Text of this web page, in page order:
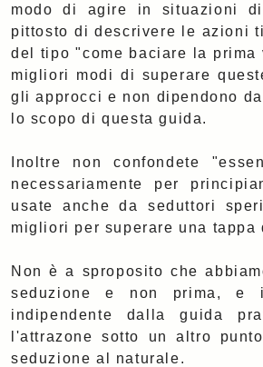
modo di agire in situazioni
pittosto di descrivere le azioni
del tipo "come baciare la
migliori modi di superare
gli approcci e non dipendono
lo scopo di questa guida.
Inoltre non confondete
necessariamente per
usate anche da seduttori
migliori per superare una tappa
Non è a sproposito che
seduzione e non prima, e
indipendente dalla guida
l'attrazone sotto un altro
seduzione al naturale.